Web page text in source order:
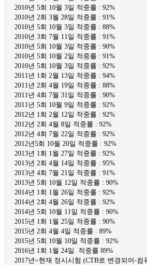
2010년 5회 10월 3일 적중률 : 92%
2010년 2회 3월 28일 적중률 : 91%
2010년 5회 10월 3일 적중률 : 88%
2010년 3회 7월 11일 적중률 : 91%
2010년 5회 10월 3일 적중률 : 90%
2010년 5회 10월 2일 적중률 : 91%
2010년 5회 10월 3일 적중률 : 92%
2011년 1회 2월 13일 적중률 : 94%
2011년 2회 4월 19일 적중률 : 88%
2011년 4회 7월 31일 적중률 : 90%
2011년 5회 10월 9일 적중률 : 92%
2012년 1회 2월 12일 적중률 : 92%
2012년 2회 4월 8일 적중률 : 92%
2012년 4회 7월 22일 적중률 : 92%
2012년5회 10월 20일 적중률 : 92%
2013년 1회 1월 27일 적중률 : 92%
2013년 2회 4월 14일 적중률 : 95%
2013년 4회 7월 21일 적중률 : 91%
2013년 5회 10월 12일 적중률 : 90%
2014년 1회 1월 26일 적중률 : 92%
2014년 2회 4월 26일 적중률 : 92%
2014년 5회 10월 11일 적중률 : 90%
2015년 1회 1월 25일 적중률 : 90%
2015년 2회 4월 4일 적중률 : 89%
2015년 5회 10월 10일 적중률 : 92%
2016년 1회 1월 24일 적중률 89%
2017년~현재 정시시험 (CTB로 변경되어-컴